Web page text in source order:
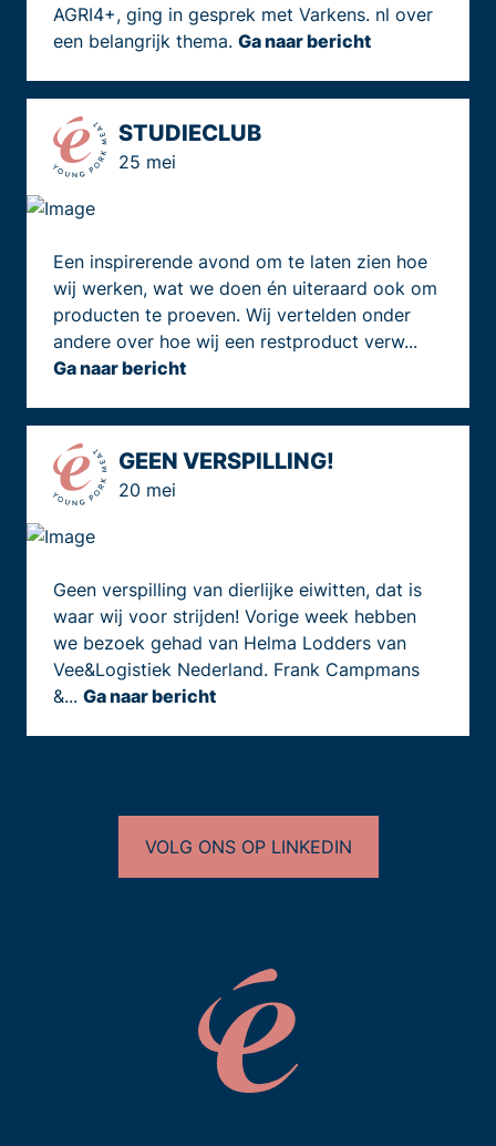
AGRI4+, ging in gesprek met Varkens. nl over
een belangrijk thema. Ga naar bericht
STUDIECLUB
25 mei
Een inspirerende avond om te laten zien hoe
wij werken, wat we doen én uiteraard ook om
producten te proeven. Wij vertelden onder
andere over hoe wij een restproduct verw...
Ga naar bericht
GEEN VERSPILLING!
20 mei
Geen verspilling van dierlijke eiwitten, dat is
waar wij voor strijden! Vorige week hebben
we bezoek gehad van Helma Lodders van
Vee&Logistiek Nederland. Frank Campmans
&... Ga naar bericht
VOLG ONS OP LINKEDIN